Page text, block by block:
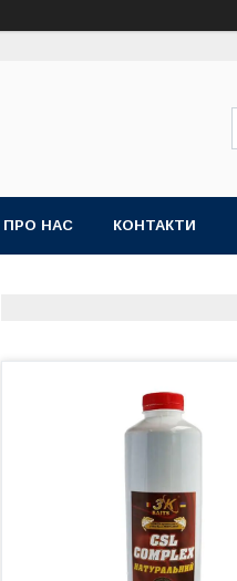
ПРО НАС КОНТАКТИ